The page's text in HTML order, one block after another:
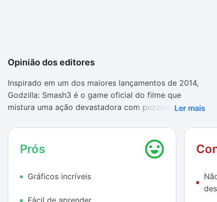
Opinião dos editores
Inspirado em um dos maiores lançamentos de 2014,
Godzilla: Smash3 é o game oficial do filme que
mistura uma ação devastadora com puzzles
combine determinadas peças para causar a maior
destruição possível. Nele, o jogador deve combinar
três ou mais blocos da mesma cor para realizar uma
poderoso raio atômico. Quanto mais pedras
Ler mais
Prós
Gráficos incríveis
Fácil de aprender